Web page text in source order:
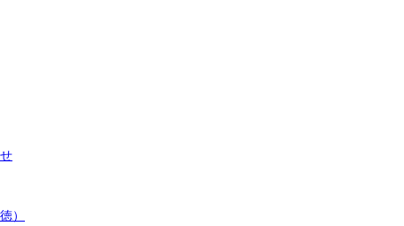
）